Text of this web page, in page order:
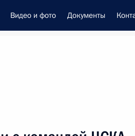
Видео и фото Документы